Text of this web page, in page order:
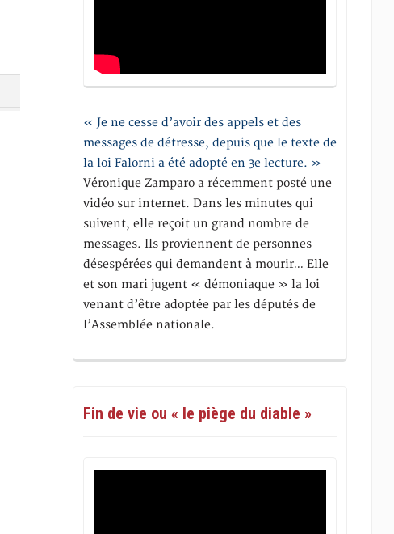
« Je ne cesse d’avoir des appels et des
messages de détresse, depuis que le texte de
la loi Falorni a été adopté en 3e lecture. »
Véronique Zamparo a récemment posté une
vidéo sur internet. Dans les minutes qui
suivent, elle reçoit un grand nombre de
messages. Ils proviennent de personnes
désespérées qui demandent à mourir… Elle
et son mari jugent « démoniaque » la loi
venant d’être adoptée par les députés de
l’Assemblée nationale.
Fin de vie ou « le piège du diable »